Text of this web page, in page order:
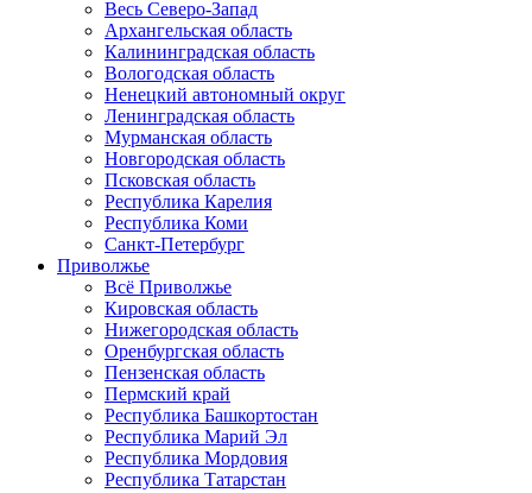
Весь Северо-Запад
Архангельская область
Калининградская область
Вологодская область
Ненецкий автономный округ
Ленинградская область
Мурманская область
Новгородская область
Псковская область
Республика Карелия
Республика Коми
Санкт-Петербург
Приволжье
Всё Приволжье
Кировская область
Нижегородская область
Оренбургская область
Пензенская область
Пермский край
Республика Башкортостан
Республика Марий Эл
Республика Мордовия
Республика Татарстан